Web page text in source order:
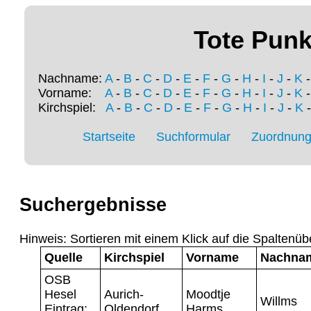
Tote
Nachname: A- B - C - D - E - F - G - H - I - J - K
Vorname: A- B - C - D - E - F - G - H - I - J - K
Kirchspiel: A- B - C - D- E- F- G - H - I - J - K
Startseite Suchformular
Suchergebnisse
Hinweis: Sortieren mit einem Klick auf die
Quelle
Kirchspiel Vorname
OSB
Hesel
Aurich-
Moodtje
Willms